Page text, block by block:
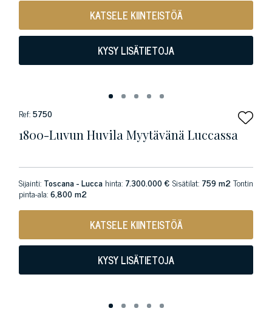
KATSELE KIINTEISTÖÄ
KYSY LISÄTIETOJA
Ref:5750
1800-Luvun Huvila Myytävänä Luccassa
Sijainti: Toscana - Lucca hinta: 7.300.000 € Sisätilat: 759 m2Tontin
pinta-ala:6,800 m2
KATSELE KIINTEISTÖÄ
KYSY LISÄTIETOJA